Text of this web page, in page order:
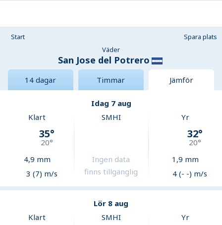
Start
Spara plats
Väder
San Jose del Potrero
14 dagar Timmar Jämför
Idag 7 aug
Klart
35°
20°
4,9 mm
3 (7) m/s
SMHI
Ingen data
finns tillgänglig
Yr
32°
20°
1,9 mm
4 (- -) m/s
Lör 8 aug
Klart
SMHI Yr